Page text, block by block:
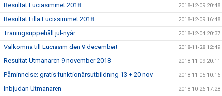
Resultat Luciasimmet 2018 2018-12-09 20:48
Resultat Lilla Luciasimmet 2018 2018-12-09 16:48
Träningsuppehåll jul-nyår 2018-12-04 20:37
Välkomna till Luciasim den 9 december! 2018-11-28 12:49
Resultat Utmanaren 9 november 2018 2018-11-09 20:11
Påminnelse: gratis funktionärsutbildning 13 + 20 nov 2018-11-05 10:16
Inbjudan Utmanaren 2018-10-26 17:28